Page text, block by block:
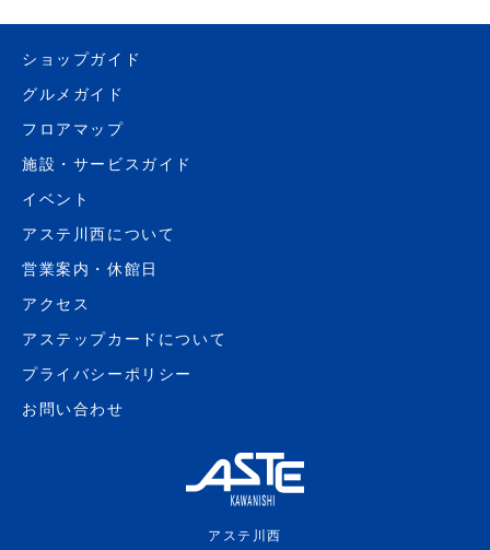
ショップガイド
グルメガイド
フロアマップ
施設・サービスガイド
イベント
アステ川西について
営業案内・休館日
アクセス
アステップカードについて
プライバシーポリシー
お問い合わせ
アステ川西